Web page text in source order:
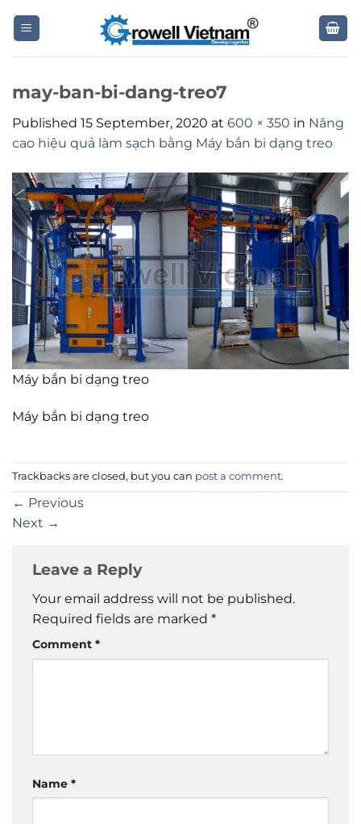
may-ban-bi-dang-treo7
Published 15 September, 2020 at 600 × 350 in Nâng
cao hiệu quả làm sạch bằng Máy bắn bi dạng treo
Máy bắn bi dạng treo
Máy bắn bi dạng treo
Trackbacks are closed, but you can post a comment.
← Previous
Next →
Leave a Reply
Your email address will not be published.
Required fields are marked *
Comment *
Name *